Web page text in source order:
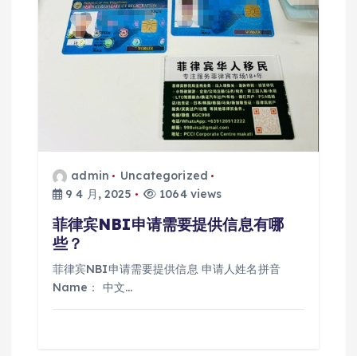
admin
Uncategorized
9 4 月, 2025
1064 views
菲律宾NBI申请需要提供信息有哪
些？
菲律宾NBI申请需要提供信息 申请人姓名拼音
Name： 中文…